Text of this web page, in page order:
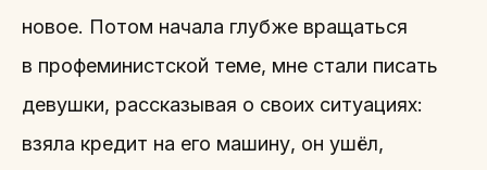
новое. Потом начала глубже вращаться
в профеминистской теме, мне стали писать
девушки, рассказывая о своих ситуациях:
взяла кредит на его машину, он ушёл,